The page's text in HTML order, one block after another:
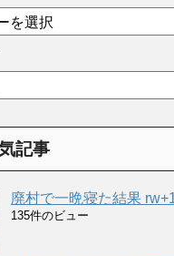
記事
廃村で一晩寝た結果
135件のビュー